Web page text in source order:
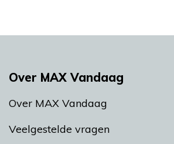
Over MAX Vandaag
Over MAX Vandaag
Veelgestelde vragen